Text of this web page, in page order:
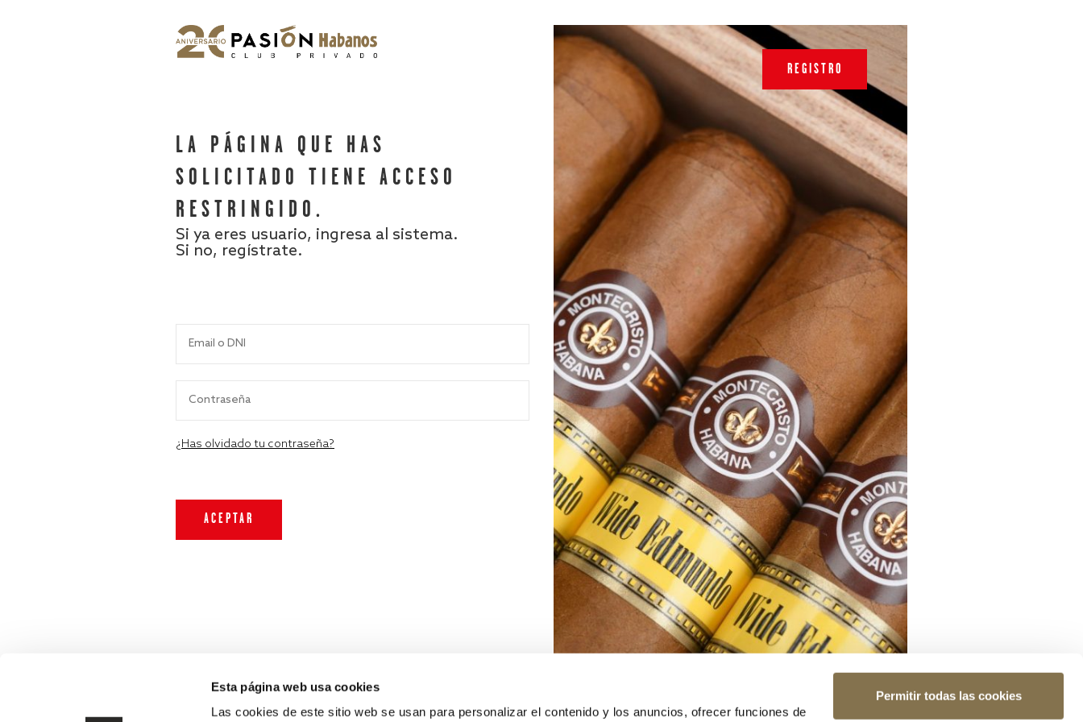
Esta página web usa cookies
Las cookies de este sitio web se usan para personalizar el contenido y los anuncios, ofrecer funciones de
Permitir todas las cookies
LA PÁGINA QUE HAS
SOLICITADO TIENE ACCESO
RESTRINGIDO.
Si ya eres usuario, ingresa al sistema.
Si no, regístrate.
¿Has olvidado tu contraseña?
REGISTRO